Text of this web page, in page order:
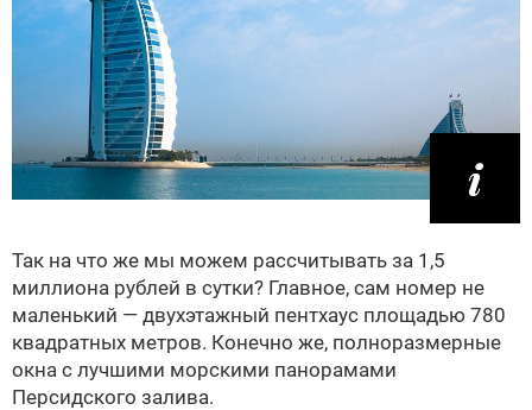
Так на что же мы можем рассчитывать за 1,5
миллиона рублей в сутки? Главное, сам номер не
маленький — двухэтажный пентхаус площадью 780
квадратных метров. Конечно же, полноразмерные
окна с лучшими морскими панорамами
Персидского залива.